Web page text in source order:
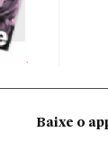
Baixe o